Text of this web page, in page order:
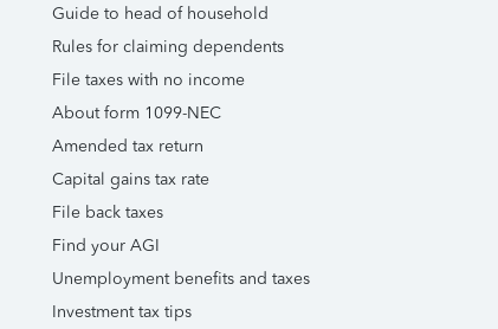
Guide to head of household
Rules for claiming dependents
File taxes with no income
About form 1099-NEC
Amended tax return
Capital gains tax rate
File back taxes
Find your AGI
Unemployment benefits and taxes
Investment tax tips